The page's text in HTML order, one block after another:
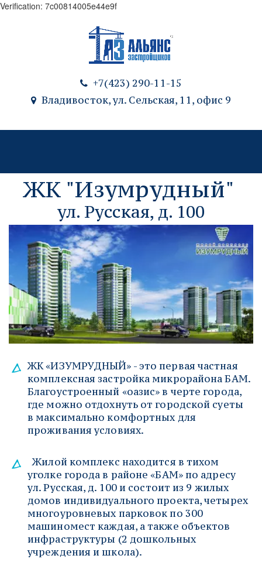
Verification: 7c00814005e44e9f
+7(423) 290-11-15
Владивосток, ул. Сельская, 11, офис 9
ЖК "Изумрудный"
ул. Русская, д. 100
ЖК «ИЗУМРУДНЫЙ» - это первая частная
комплексная застройка микрорайона БАМ.
Благоустроенный «оазис» в черте города,
где можно отдохнуть от городской суеты
в максимально комфортных для
проживания условиях.
Жилой комплекс находится в тихом
уголке города в районе «БАМ» по адресу
ул. Русская, д. 100 и состоит из 9 жилых
домов индивидуального проекта, четырех
многоуровневых парковок по 300
машиномест каждая, а также объектов
инфраструктуры (2 дошкольных
учреждения и школа).